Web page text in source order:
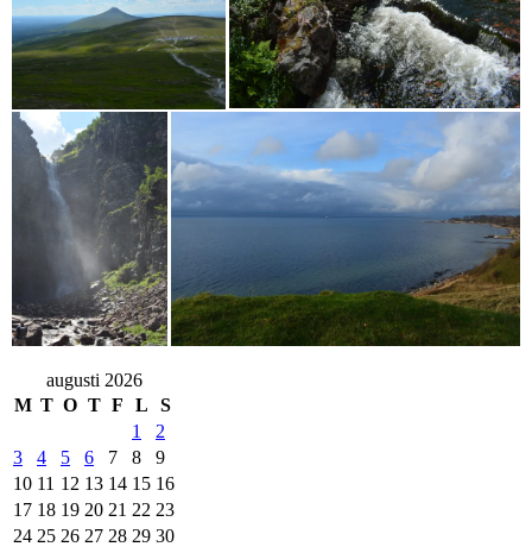
augusti 2026
M T O T F L
S
1
2
3
4 5 6 7 8
9
10 11 12 13 14 15 16
17 18 19 20 21 22 23
24 25 26 27 28 29 30